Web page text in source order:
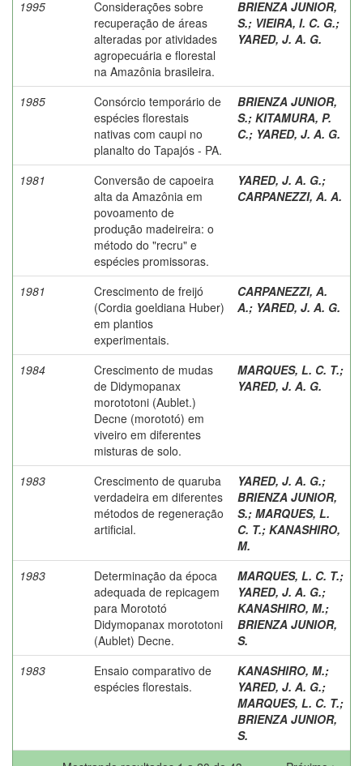
1995
Considerações sobre
recuperação de áreas
alteradas por atividades
agropecuária e florestal
na Amazônia brasileira.
BRIENZA JUNIOR,
S.; VIEIRA, I. C. G.;
YARED, J. A. G.
1985
Consórcio temporário de
espécies florestais
nativas com caupi no
planalto do Tapajós - PA.
BRIENZA JUNIOR,
S.; KITAMURA, P.
C.; YARED, J. A. G.
1981
Conversão de capoeira
alta da Amazônia em
povoamento de
produção madeireira: o
método do "recru" e
espécies promissoras.
YARED, J. A. G.;
CARPANEZZI, A. A.
1981
Crescimento de freijó
(Cordia goeldiana Huber)
em plantios
experimentais.
CARPANEZZI, A.
A.; YARED, J. A. G.
1984
Crescimento de mudas
de Didymopanax
morototoni (Aublet.)
Decne (morototó) em
viveiro em diferentes
misturas de solo.
MARQUES, L. C. T.;
YARED, J. A. G.
1983
Crescimento de quaruba
verdadeira em diferentes
métodos de regeneração
artificial.
YARED, J. A. G.;
BRIENZA JUNIOR,
S.; MARQUES, L.
C. T.; KANASHIRO,
M.
1983
Determinação da época
adequada de repicagem
para Morototó
Didymopanax morototoni
(Aublet) Decne.
MARQUES, L. C. T.;
YARED, J. A. G.;
KANASHIRO, M.;
BRIENZA JUNIOR,
S.
1983
Ensaio comparativo de
espécies florestais.
KANASHIRO, M.;
YARED, J. A. G.;
MARQUES, L. C. T.;
BRIENZA JUNIOR,
S.